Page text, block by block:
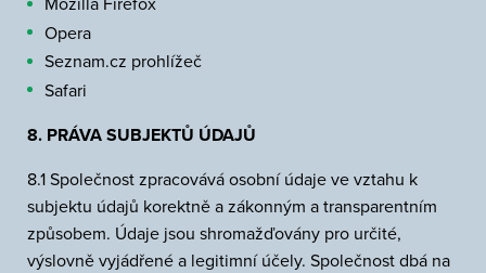
Opera
Seznam.cz prohlížeč
Safari
8. PRÁVA SUBJEKTŮ ÚDAJŮ
8.1 Společnost zpracovává osobní údaje ve vztahu k
subjektu údajů korektně a zákonným a transparentním
způsobem. Údaje jsou shromažďovány pro určité,
výslovně vyjádřené a legitimní účely. Společnost dbá na